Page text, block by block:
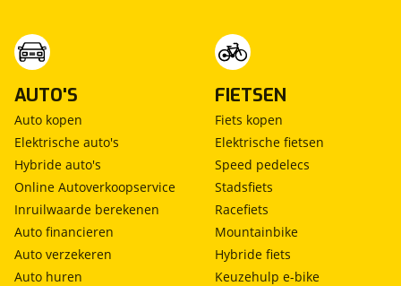
AUTO'S
Auto kopen
Elektrische auto's
Hybride auto's
Online Autoverkoopservice
Inruilwaarde berekenen
Auto financieren
Auto verzekeren
Auto huren
FIETSEN
Fiets kopen
Elektrische fietsen
Speed pedelecs
Stadsfiets
Racefiets
Mountainbike
Hybride fiets
Keuzehulp e-bike